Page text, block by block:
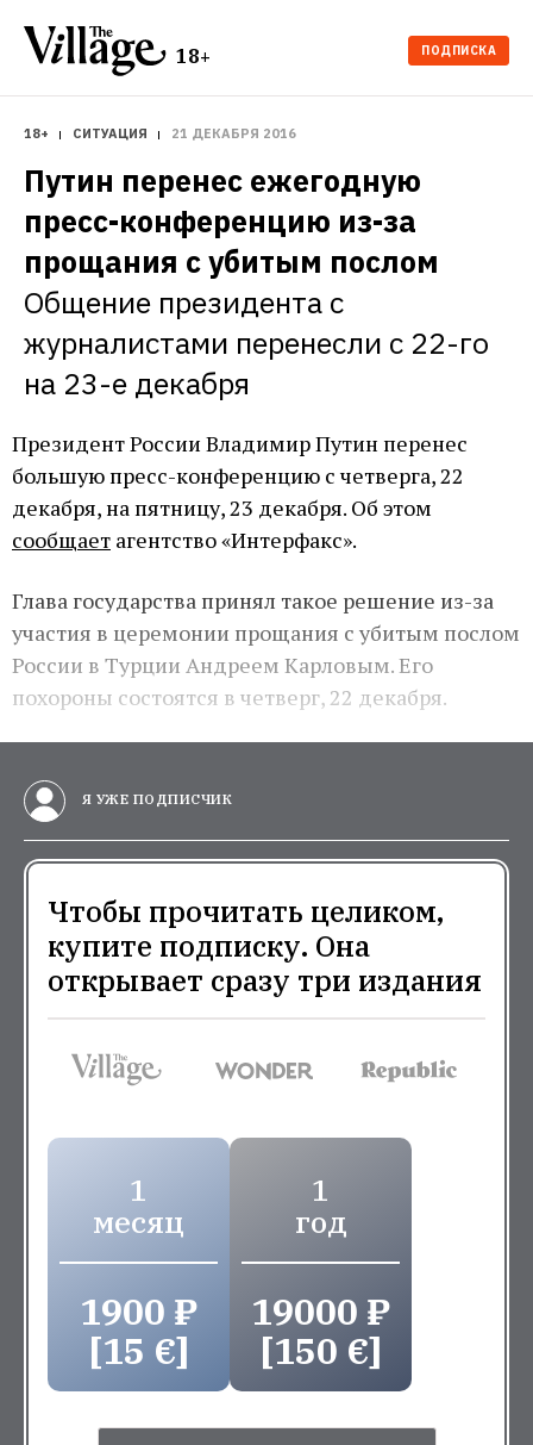
18+ ПОДПИСКА
18+ СИТУАЦИЯ 21 ДЕКАБРЯ 2016
Путин перенес ежегодную
пресс-конференцию из-за
прощания с убитым послом
Общение президента с
журналистами перенесли с 22-го
на 23-е декабря
Президент России Владимир Путин перенес
большую пресс-конференцию с четверга, 22
декабря, на пятницу, 23 декабря. Об этом
сообщает агентство «Интерфакс».
Глава государства принял такое решение из-за
участия в церемонии прощания с убитым послом
России в Турции Андреем Карловым. Его
похороны состоятся в четверг, 22 декабря.
Я УЖЕ ПОДПИСЧИК
Чтобы прочитать целиком,
купите подписку. Она
открывает сразу три издания
1
месяц
1900 ₽
[15 €]
1
год
19000 ₽
[150 €]